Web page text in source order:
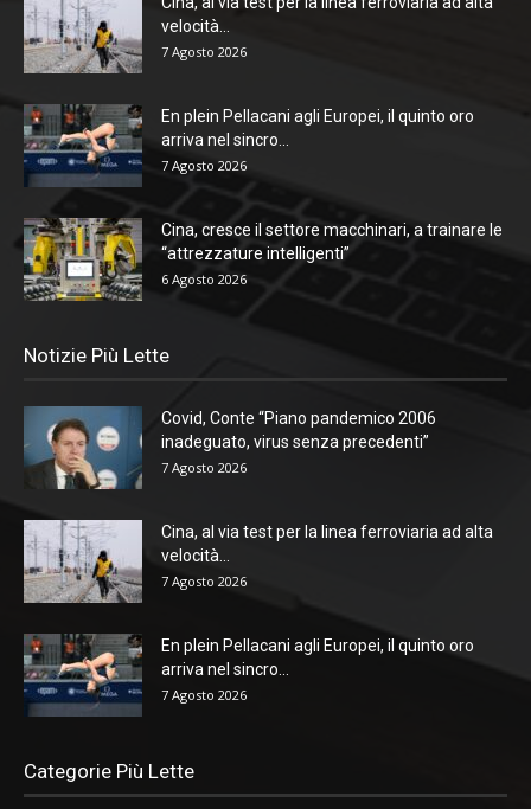
velocità...
7 Agosto 2026
En plein Pellacani agli Europei, il quinto oro
arriva nel sincro...
7 Agosto 2026
Cina, cresce il settore macchinari, a trainare le
“attrezzature intelligenti”
6 Agosto 2026
Notizie Più Lette
Covid, Conte “Piano pandemico 2006
inadeguato, virus senza precedenti”
7 Agosto 2026
Cina, al via test per la linea ferroviaria ad alta
velocità...
7 Agosto 2026
En plein Pellacani agli Europei, il quinto oro
arriva nel sincro...
7 Agosto 2026
Categorie Più Lette